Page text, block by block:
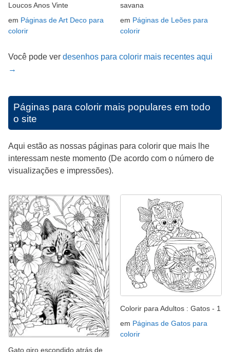
Loucos Anos Vinte
em Páginas de Art Deco para
colorir
savana
em Páginas de Leões para
colorir
Você pode ver desenhos para colorir mais recentes aqui
→
Páginas para colorir mais populares em todo
o site
Aqui estão as nossas páginas para colorir que mais lhe
interessam neste momento (De acordo com o número de
visualizações e impressões).
Gato giro escondido atrás de
Colorir para Adultos : Gatos - 1
em Páginas de Gatos para
colorir